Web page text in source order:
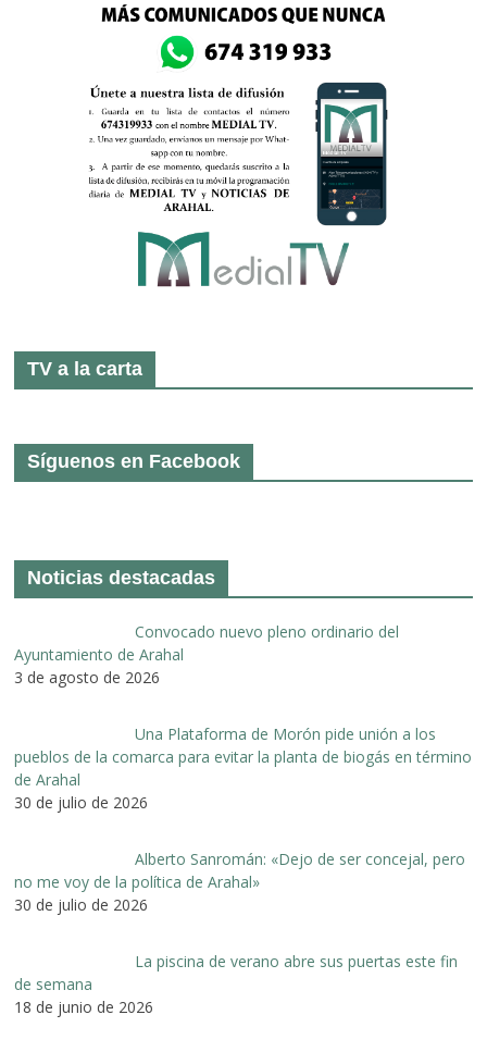
TV a la carta
Síguenos en Facebook
Noticias destacadas
Convocado nuevo pleno ordinario del
Ayuntamiento de Arahal
3 de agosto de 2026
Una Plataforma de Morón pide unión a los
pueblos de la comarca para evitar la planta de biogás en término
de Arahal
30 de julio de 2026
Alberto Sanromán: «Dejo de ser concejal, pero
no me voy de la política de Arahal»
30 de julio de 2026
La piscina de verano abre sus puertas este fin
de semana
18 de junio de 2026